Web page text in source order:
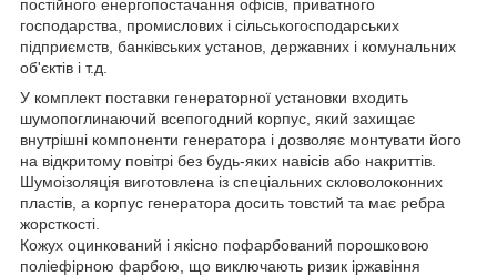
постійного енергопостачання офісів, приватного
господарства, промислових і сільськогосподарських
підприємств, банківських установ, державних і комунальних
об'єктів і т.д.
У комплект поставки генераторної установки входить
шумопоглинаючий всепогодний корпус, який захищає
внутрішні компоненти генератора і дозволяє монтувати його
на відкритому повітрі без будь-яких навісів або накриттів.
Шумоізоляція виготовлена із спеціальних скловолоконних
пластів, а корпус генератора досить товстий та має ребра
жорсткості.
Кожух оцинкований і якісно пофарбований порошковою
поліефірною фарбою, що виключають ризик іржавіння